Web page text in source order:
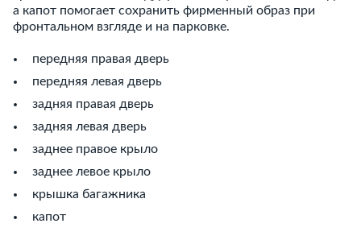
а капот помогает сохранить фирменный образ при
фронтальном взгляде и на парковке.
передняя правая дверь
передняя левая дверь
задняя правая дверь
задняя левая дверь
заднее правое крыло
заднее левое крыло
крышка багажника
капот